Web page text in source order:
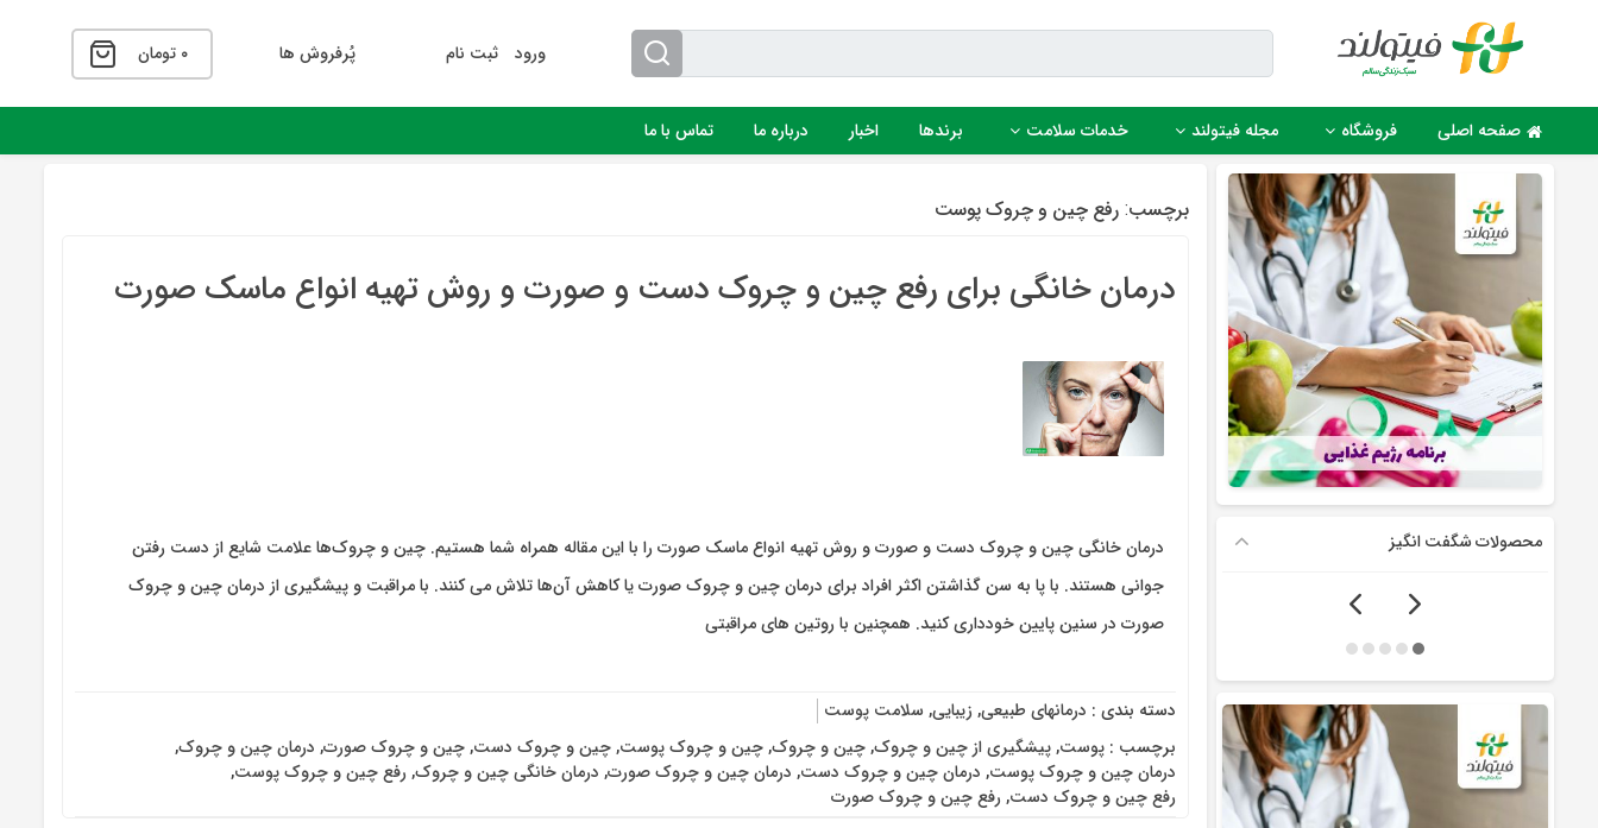
ورود ثبت نام پُرفروش ها ۰ تومان
صفحه اصلی فروشگاه مجله فیتولند خدمات سلامت برندها اخبار درباره ما تماس با ما
برچسب: رفع چین و چروک پوست
درمان خانگی برای رفع چین و چروک دست و صورت و روش تهیه انواع ماسک صورت
درمان خانگی چین و چروک دست و صورت و روش تهیه انواع ماسک صورت را با این مقاله همراه شما هستیم. چین و چروک‌ها علامت شایع از دست رفتن
جوانی هستند. با پا به سن گذاشتن اکثر افراد برای درمان چین و چروک صورت یا کاهش آن‌ها تلاش می کنند. با مراقبت و پیشگیری از درمان چین و چروک
صورت در سنین پایین خودداری کنید. همچنین با روتین های مراقبتی
دسته بندی : درمانهای طبیعی, زیبایی, سلامت پوست
برچسب :پوست,پیشگیری از چین و چروک,چین و چروک,چین و چروک پوست,چین و چروک دست,چین و چروک صورت, درمان چین و چروک,
درمان چین و چروک پوست, درمان چین و چروک دست, درمان چین و چروک صورت, درمان خانگی چین و چروک, رفع چین و چروک پوست,
رفع چین و چروک دست, رفع چین و چروک صورت
محصولات شگفت انگیز